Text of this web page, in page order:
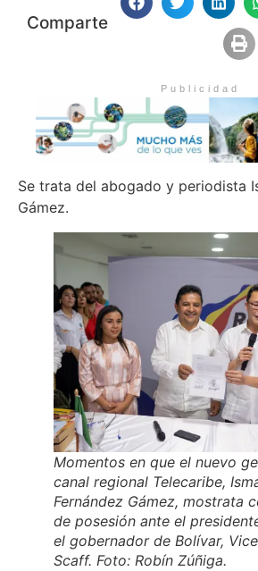
Comparte
Publicidad
Se trata del abogado y periodista
Gámez.
Momentos en que el nuevo
canal regional Telecaribe,
Fernández Gámez, mostrata
de posesión ante el
el gobernador de Bolívar,
Scaff. Foto: Robín Zúñiga.